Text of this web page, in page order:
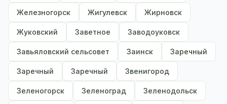
Железногорск Жигулевск Жирновск
Жуковский Заветное Заводоуковск
Завьяловский сельсовет Заинск Заречный
Заречный Заречный Звенигород
Зеленогорск Зеленоград Зеленодольск